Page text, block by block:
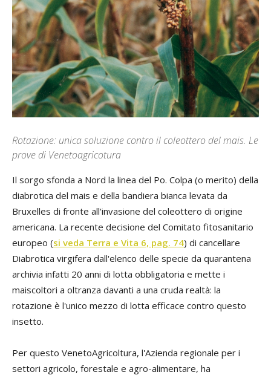
Rotazione: unica soluzione contro il coleottero del mais. Le
prove di Venetoagricotura
Il sorgo sfonda a Nord la linea del Po. Colpa (o merito) della
diabrotica del mais e della bandiera bianca levata da
Bruxelles di fronte all'invasione del coleottero di origine
americana. La recente decisione del Comitato fitosanitario
europeo (si veda Terra e Vita 6, pag. 74) di cancellare
Diabrotica virgifera dall'elenco delle specie da quarantena
archivia infatti 20 anni di lotta obbligatoria e mette i
maiscoltori a oltranza davanti a una cruda realtà: la
rotazione è l'unico mezzo di lotta efficace contro questo
insetto.
Per questo VenetoAgricoltura, l'Azienda regionale per i
settori agricolo, forestale e agro-alimentare, ha